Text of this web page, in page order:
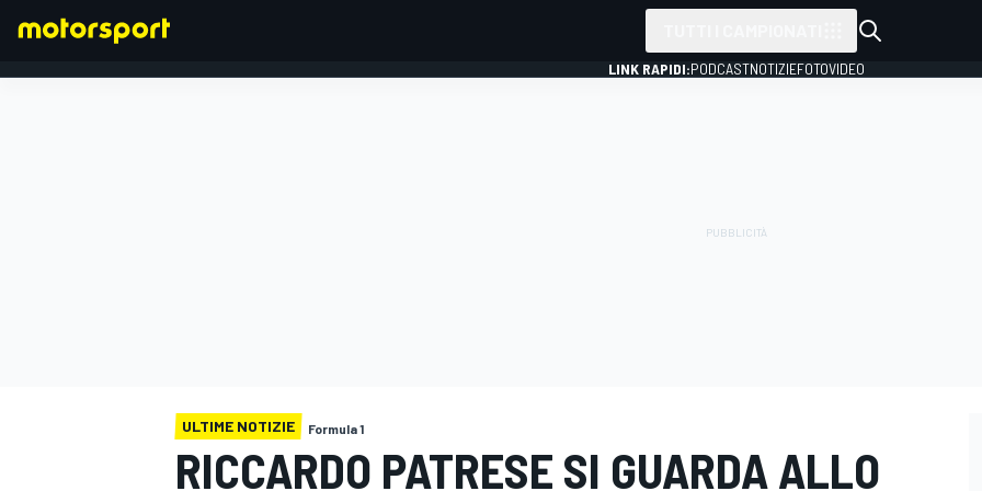
LINK RAPIDI:PODCASTNOTIZIEFOTOVIDEO
ULTIME NOTIZIE Formula 1
RICCARDO PATRESE SI GUARDA ALLO